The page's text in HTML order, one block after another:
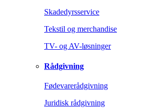
Skadedyrsservice
Tekstil og merchandise
TV- og AV-løsninger
Rådgivning
Fødevarerådgivning
Juridisk rådgivning